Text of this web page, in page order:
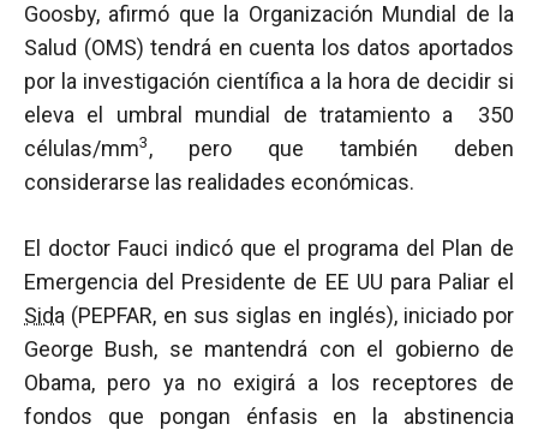
Goosby, afirmó que la Organización Mundial de la
Salud (OMS) tendrá en cuenta los datos aportados
por la investigación científica a la hora de decidir si
eleva el umbral mundial de tratamiento a 350
células/mm3, pero que también deben
considerarse las realidades económicas.
El doctor Fauci indicó que el programa del Plan de
Emergencia del Presidente de EE UU para Paliar el
Sida (PEPFAR, en sus siglas en inglés), iniciado por
George Bush, se mantendrá con el gobierno de
Obama, pero ya no exigirá a los receptores de
fondos que pongan énfasis en la abstinencia